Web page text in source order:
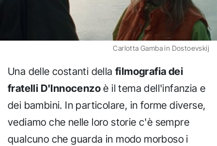
Carlotta Gamba in Dostoevskij
Una delle costanti della filmografia dei
fratelli D'Innocenzo è il tema dell'infanzia e
dei bambini. In particolare, in forme diverse,
vediamo che nelle loro storie c'è sempre
qualcuno che guarda in modo morboso i